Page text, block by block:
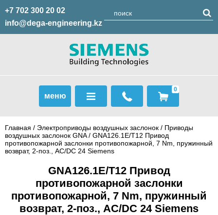
+7 702 300 20 02
info@dega-engineering.kz
меню
0
Главная / Электроприводы воздушных заслонок / Приводы
воздушных заслонок GNA/ GNA126.1E/T12 Привод
противопожарной заслонки противопожарной, 7 Nm, пружинный
возврат, 2-поз., AC/DC 24 Siemens
GNA126.1E/T12 Привод
противопожарной заслонки
противопожарной, 7 Nm, пружинный
возврат, 2-поз., AC/DC 24 Siemens